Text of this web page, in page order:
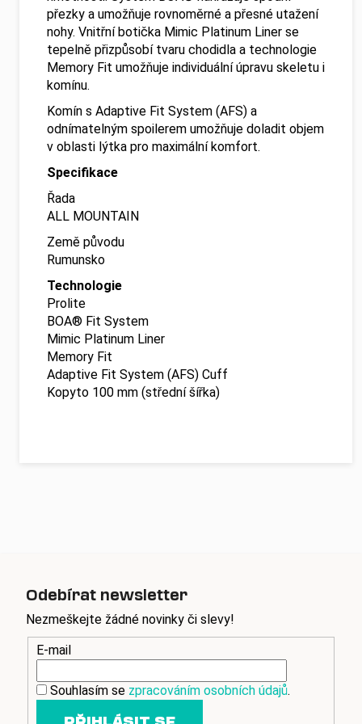
přezky a umožňuje rovnoměrné a přesné utažení
nohy. Vnitřní botička Mimic Platinum Liner se
tepelně přizpůsobí tvaru chodidla a technologie
Memory Fit umožňuje individuální úpravu skeletu i
komínu.
Komín s Adaptive Fit System (AFS) a
odnímatelným spoilerem umožňuje doladit objem
v oblasti lýtka pro maximální komfort.
Specifikace
Řada
ALL MOUNTAIN
Země původu
Rumunsko
Technologie
Prolite
BOA® Fit System
Mimic Platinum Liner
Memory Fit
Adaptive Fit System (AFS) Cuff
Kopyto 100 mm (střední šířka)
Odebírat newsletter
Nezmeškejte žádné novinky či slevy!
E-mail
Souhlasím se zpracováním osobních údajů.